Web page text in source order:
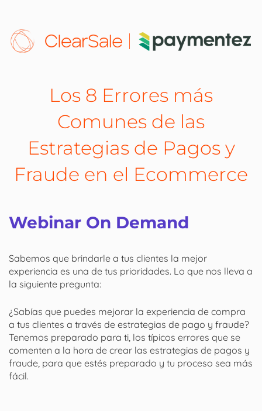
Los 8 Errores más
Comunes de las
Estrategias de Pagos y
Fraude en el Ecommerce
Webinar On Demand
Sabemos que brindarle a tus clientes la mejor
experiencia es una de tus prioridades. Lo que nos lleva a
la siguiente pregunta:
¿Sabías que puedes mejorar la experiencia de compra
a tus clientes a través de estrategias de pago y fraude?
Tenemos preparado para ti, los típicos errores que se
comenten a la hora de crear las estrategias de pagos y
fraude, para que estés preparado y tu proceso sea más
fácil.